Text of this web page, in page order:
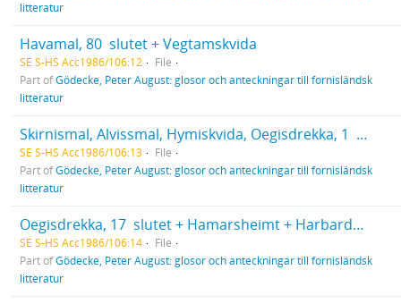
litteratur
Havamal, 80  slutet + Vegtamskvida
SE S-HS Acc1986/106:12
File
Part ofGödecke, Peter August: glosor och anteckningar till fornisländsk
litteratur
Skirnismal, Alvissmal, Hymiskvida, Oegisdrekka, 1  16
SE S-HS Acc1986/106:13
File
Part ofGödecke, Peter August: glosor och anteckningar till fornisländsk
litteratur
Oegisdrekka, 17  slutet + Hamarsheimt + Harbardsliod, 1  45
SE S-HS Acc1986/106:14
File
Part ofGödecke, Peter August: glosor och anteckningar till fornisländsk
litteratur